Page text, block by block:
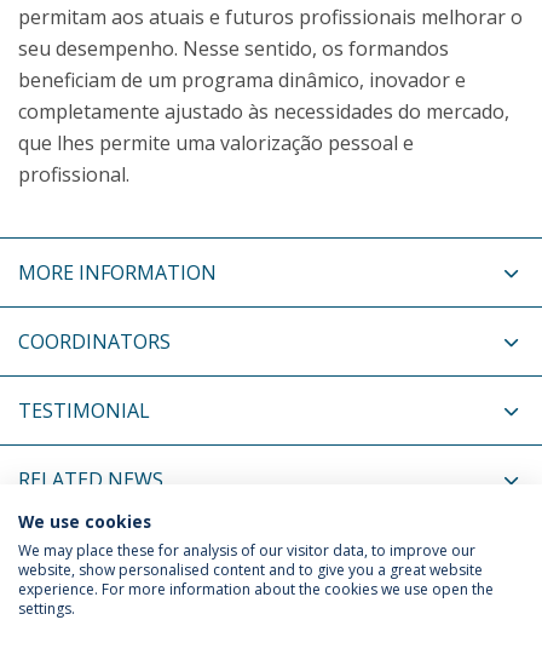
permitam aos atuais e futuros profissionais melhorar o
seu desempenho. Nesse sentido, os formandos
beneficiam de um programa dinâmico, inovador e
completamente ajustado às necessidades do mercado,
que lhes permite uma valorização pessoal e
profissional.
MORE INFORMATION
COORDINATORS
TESTIMONIAL
RELATED NEWS
RELATED EVENTS
Privacy Policy
We use cookies
We may place these for analysis of our visitor data, to improve our
website, show personalised content and to give you a great website
experience. For more information about the cookies we use open the
settings.